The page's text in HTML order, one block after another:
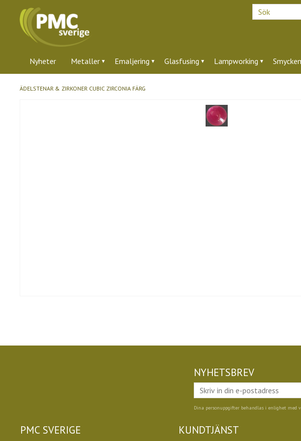
Nyheter Metaller Emaljering Glasfusing Lampworking
ÄDELSTENAR & ZIRKONER CUBIC ZIRCONIA FÄRG
NYHETSBREV
Dina personuppgifter behandlas i enlighet med
PMC SVERIGE KUNDTJÄNST